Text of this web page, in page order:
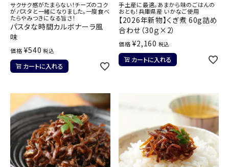
サクサク感がたまらない！チーズのコク
がパスタと一緒になりました。一度食べ
たらやみつきになる旨さ！
パスタな時間カルボナーラ風
味
価格 ¥540 税込
カートに入れる
手土産に最適。あまから味のごはんの
おとも！兵庫県産 いかなご使用
【2026年新物】くぎ煮 60g詰め
合わせ（30ｇ×2）
価格 ¥2,160 税込
カートに入れる